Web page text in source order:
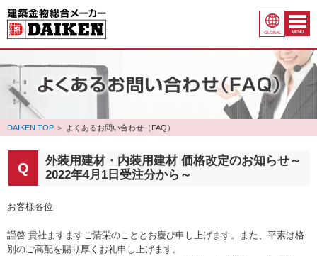
GLOBAL MENU
DAIKEN TOP ＞ よくあるお問い合わせ（FAQ）
外装用建材・内装用建材 価格改定のお知らせ～
2022年4月1日受注分から～
お客様各位
謹啓 貴社ますますご清栄のこととお慶び申し上げます。また、平素は格
別のご高配を賜り厚くお礼申し上げます。